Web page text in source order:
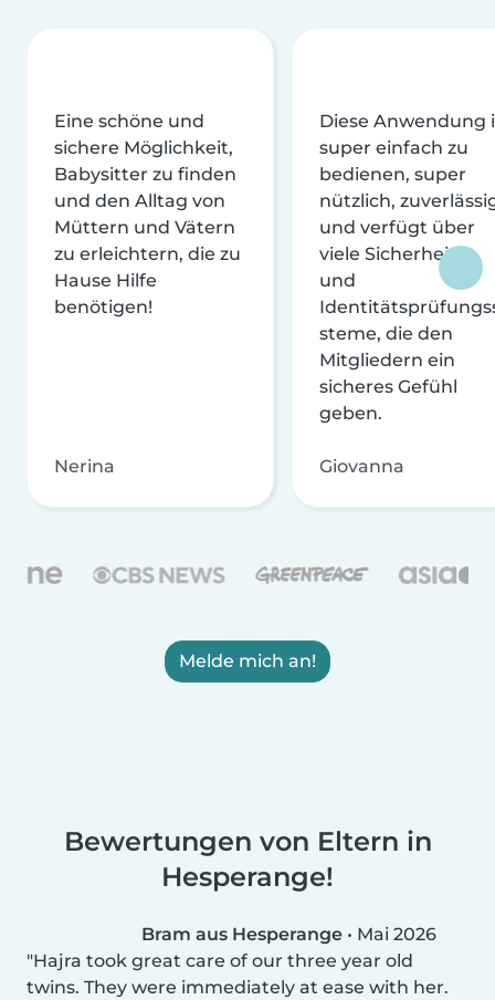
Eine schöne und
sichere Möglichkeit,
Babysitter zu finden
und den Alltag von
Müttern und Vätern
zu erleichtern, die zu
Hause Hilfe
benötigen!
Nerina
Diese Anwendung
super einfach zu
bedienen, super
nützlich,
und verfügt über
viele Sicherheits-
und
steme, die den
Mitgliedern ein
sicheres Gefühl
geben.
Giovanna
Melde mich an!
Bewertungen von Eltern in
Hesperange!
Bram aus Hesperange • Mai 2026
Hajra took great care of our three year old
twins. They were immediately at ease with her.